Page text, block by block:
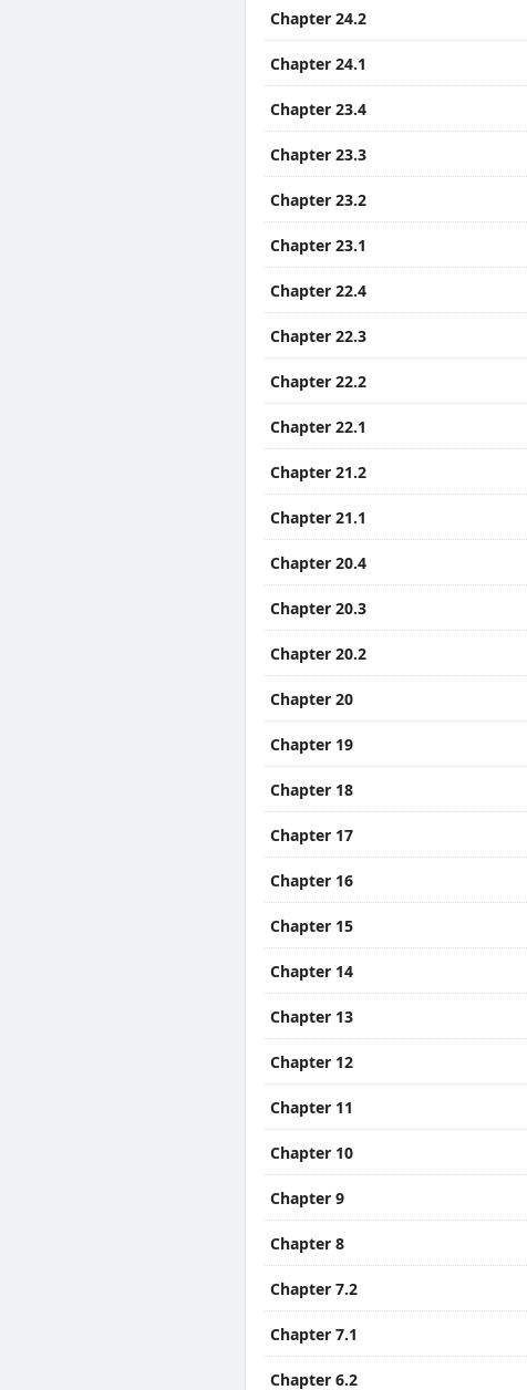
Chapter 24.2
Chapter 24.1
Chapter 23.4
Chapter 23.3
Chapter 23.2
Chapter 23.1
Chapter 22.4
Chapter 22.3
Chapter 22.2
Chapter 22.1
Chapter 21.2
Chapter 21.1
Chapter 20.4
Chapter 20.3
Chapter 20.2
Chapter 20
Chapter 19
Chapter 18
Chapter 17
Chapter 16
Chapter 15
Chapter 14
Chapter 13
Chapter 12
Chapter 11
Chapter 10
Chapter 9
Chapter 8
Chapter 7.2
Chapter 7.1
Chapter 6.2